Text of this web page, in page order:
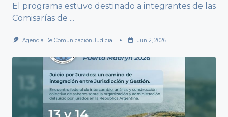
El programa estuvo destinado a integrantes de las
Comisarías de ...
Agencia De Comunicación Judicial Jun 2, 2026